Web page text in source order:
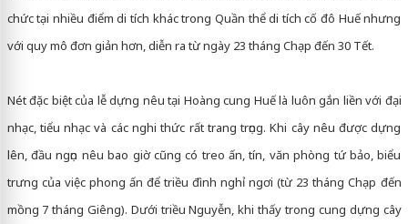
chức tại nhiều điểm di tích khác trong Quần thể di tích cố đô Huế nhưng
với quy mô đơn giản hơn, diễn ra từ ngày 23 tháng Chạp đến 30 Tết.
Nét đặc biệt của lễ dựng nêu tại Hoàng cung Huế là luôn gắn liền với đại
nhạc, tiểu nhạc và các nghi thức rất trang trọng. Khi cây nêu được dựng
lên, đầu ngọn nêu bao giờ cũng có treo ấn, tín, văn phòng tứ bảo, biểu
trưng của việc phong ấn để triều đình nghỉ ngơi (từ 23 tháng Chạp đến
mồng 7 tháng Giêng). Dưới triều Nguyễn, khi thấy trong cung dựng cây